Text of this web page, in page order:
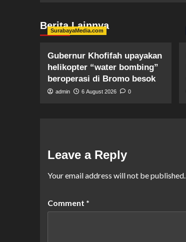
Berita Lainnya
SurabayaMedia.com
Gubernur Khofifah upayakan
helikopter “water bombing”
beroperasi di Bromo besok
admin 6 August 2026 0
Leave a Reply
Your email address will not be published.
Comment *